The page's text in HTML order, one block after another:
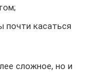
почти касаться
сложное, но и